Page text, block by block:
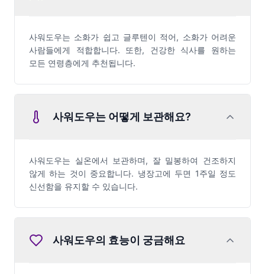
사워도우는 소화가 쉽고 글루텐이 적어, 소화가 어려운
사람들에게 적합합니다. 또한, 건강한 식사를 원하는
모든 연령층에게 추천됩니다.
사워도우는 어떻게 보관해요?
사워도우는 실온에서 보관하며, 잘 밀봉하여 건조하지
않게 하는 것이 중요합니다. 냉장고에 두면 1주일 정도
신선함을 유지할 수 있습니다.
사워도우의 효능이 궁금해요